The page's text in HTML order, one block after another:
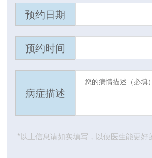
预约日期
预约时间
病症描述
*以上信息请如实填写，以便医生能更好